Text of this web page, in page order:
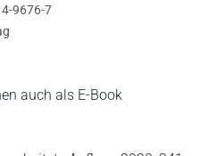
auch als E-Book
9676-7